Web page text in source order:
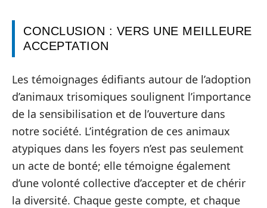
CONCLUSION : VERS UNE MEILLEURE
ACCEPTATION
Les témoignages édifiants autour de l’adoption
d’animaux trisomiques soulignent l’importance
de la sensibilisation et de l’ouverture dans
notre société. L’intégration de ces animaux
atypiques dans les foyers n’est pas seulement
un acte de bonté; elle témoigne également
d’une volonté collective d’accepter et de chérir
la diversité. Chaque geste compte, et chaque